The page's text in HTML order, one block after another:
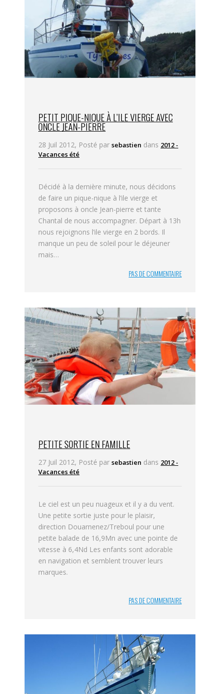
PETIT PIQUE-NIQUE À L’ILE VIERGE AVEC
ONCLE JEAN-PIERRE
28 Juil 2012, Posté par sebastien dans 2012 -
Vacances été
Décidé à la dernière minute, nous décidons
de faire un pique-nique à l’ile vierge et
proposons à oncle Jean-pierre et tante
Chantal de nous accompagner. Départ à 13h
nous rejoignons l’ile vierge en 2 bords. Il
manque un peu de soleil pour le déjeuner
mais…
PAS DE COMMENTAIRE
PETITE SORTIE EN FAMILLE
27 Juil 2012, Posté par sebastien dans 2012 -
Vacances été
Le ciel est un peu nuageux et il y a du vent.
Une petite sortie juste pour le plaisir,
direction Douarnenez/Treboul pour une
petite balade de 16,9Mn avec une pointe de
vitesse à 6,4Nd Les enfants sont adorable
en navigation et semblent trouver leurs
marques.
PAS DE COMMENTAIRE